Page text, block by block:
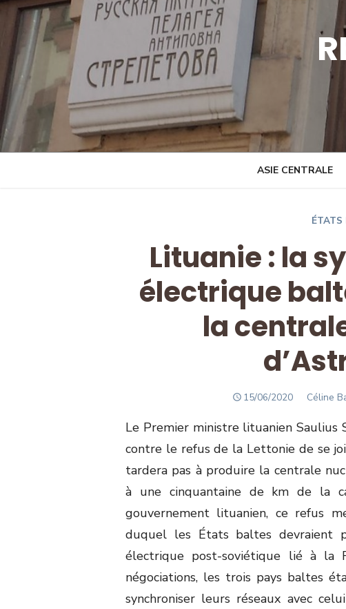
Skip
content
ASIE CENTRALE
ÉTATS
Lituanie : la
électrique
la
POSTED
15/06/2020 Author
Céline
Le Premier ministre lituanien Saulius
contre le refus de la Lettonie de se
tardera pas à produire la centrale
à une cinquantaine de km de la
gouvernement lituanien, ce refus
duquel les États baltes devraient
électrique post-soviétique lié à la
négociations, les trois pays baltes
synchroniser leurs réseaux avec